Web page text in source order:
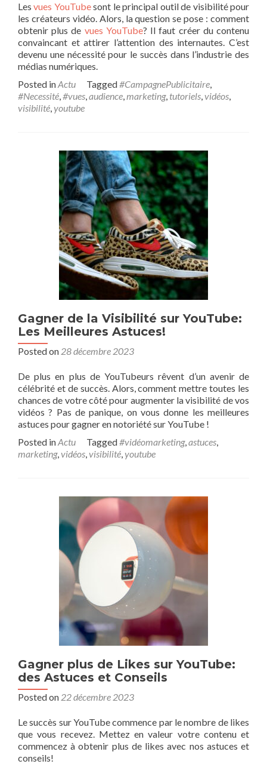
Lesvues YouTubesont le principal outil de visibilité pour
les créateurs vidéo. Alors, la question se pose : comment
obtenir plus de vues YouTube? Il faut créer du contenu
convaincant et attirer l’attention des internautes. C’est
devenu une nécessité pour le succès dans l’industrie des
médias numériques.
Posted inActu Tagged#CampagnePublicitaire,
#Necessité,#vues,audience,marketing, tutoriels,vidéos,
visibilité,youtube
Gagner de la Visibilité sur YouTube:
Les Meilleures Astuces!
Posted on 28 décembre 2023
De plus en plus de YouTubeurs rêvent d’un avenir de
célébrité et de succès. Alors, comment mettre toutes les
chances de votre côté pour augmenter la visibilité de vos
vidéos ? Pas de panique, on vous donne les meilleures
astuces pour gagner en notoriété sur YouTube !
Posted inActu Tagged#vidéomarketing,astuces,
marketing,vidéos,visibilité,youtube
Gagner plus de Likes sur YouTube:
des Astuces et Conseils
Posted on 22 décembre 2023
Le succès sur YouTube commence par le nombre de likes
que vous recevez. Mettez en valeur votre contenu et
commencez à obtenir plus de likes avec nos astuces et
conseils!